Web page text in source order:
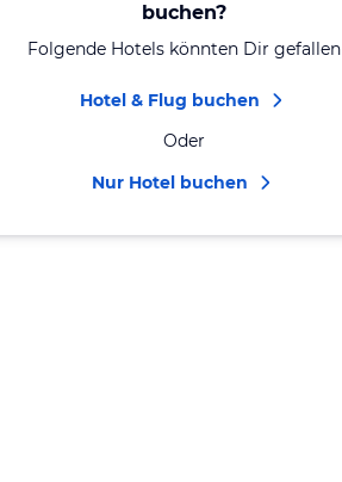
buchen?
Folgende Hotels könnten Dir gefallen
Hotel & Flug buchen
Oder
Nur Hotel buchen